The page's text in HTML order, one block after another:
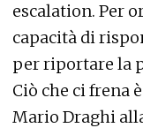
escalation. Per
capacità di
per riportare la
Ciò che ci frena
Mario Draghi